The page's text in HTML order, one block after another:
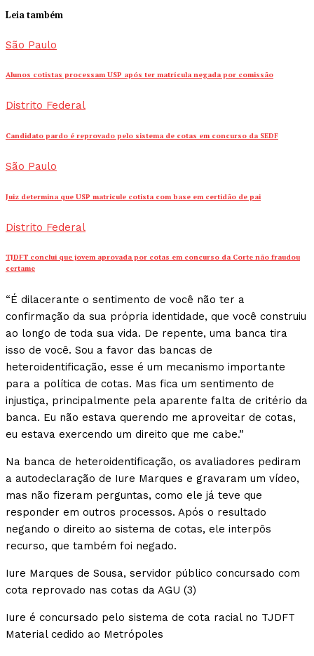
Leia também
São Paulo
Alunos cotistas processam USP após ter matrícula negada por comissão
Distrito Federal
Candidato pardo é reprovado pelo sistema de cotas em concurso da SEDF
São Paulo
Juiz determina que USP matricule cotista com base em certidão de pai
Distrito Federal
TJDFT conclui que jovem aprovada por cotas em concurso da Corte não fraudou
certame
“É dilacerante o sentimento de você não ter a
confirmação da sua própria identidade, que você construiu
ao longo de toda sua vida. De repente, uma banca tira
isso de você. Sou a favor das bancas de
heteroidentificação, esse é um mecanismo importante
para a política de cotas. Mas fica um sentimento de
injustiça, principalmente pela aparente falta de critério da
banca. Eu não estava querendo me aproveitar de cotas,
eu estava exercendo um direito que me cabe.”
Na banca de heteroidentificação, os avaliadores pediram
a autodeclaração de Iure Marques e gravaram um vídeo,
mas não fizeram perguntas, como ele já teve que
responder em outros processos. Após o resultado
negando o direito ao sistema de cotas, ele interpôs
recurso, que também foi negado.
Iure Marques de Sousa, servidor público concursado com
cota reprovado nas cotas da AGU (3)
Iure é concursado pelo sistema de cota racial no TJDFT
Material cedido ao Metrópoles